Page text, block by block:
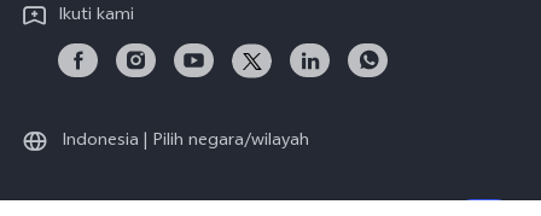
Unduh LUT untuk Memulihkan Log
Ikuti kami
Indonesia | Pilih negara/wilayah